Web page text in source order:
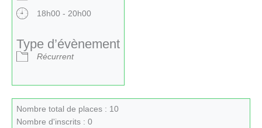
18h00 - 20h00
Type d’évènement
Récurrent
Nombre total de places : 10
Nombre d'inscrits : 0